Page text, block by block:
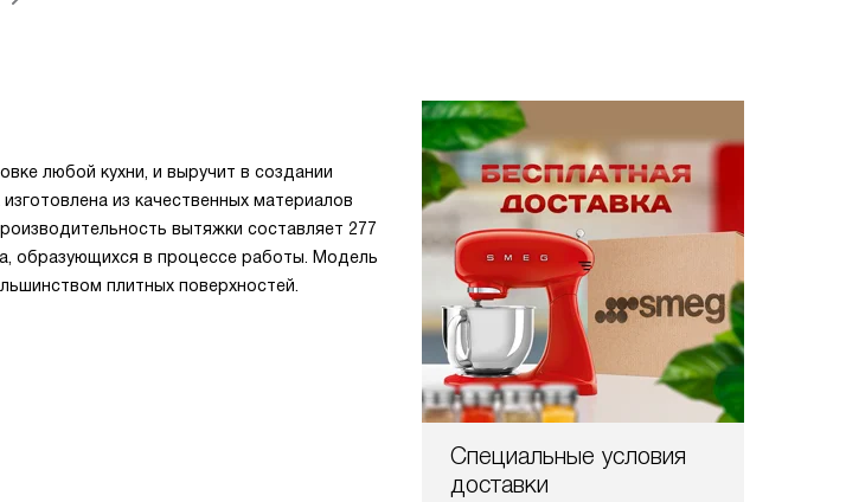
Специальные условия
доставки
любой кухни, и выручит в создании
из качественных материалов
вытяжки составляет 277
образующихся в процессе работы. Модель
плитных поверхностей.